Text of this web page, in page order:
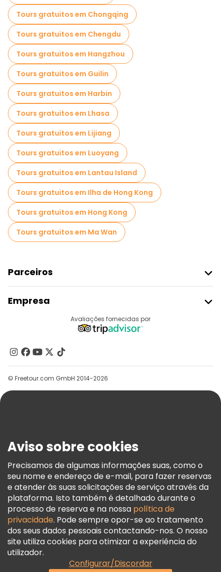
Tours gratuitos em Chongqing
Tours gratuitos em Chengdu
Tours gratuitos em Hangzhou
Tours gratuitos em Guilin
Tours gratuitos em Harbin
Tours gratuitos em Lhasa
Tours gratuitos em Lijiang
Tours gratuitos em Luoyang
Tours gratuitos em Lantau Island
Tours gratuitos em Ilha de Hong Kong
Tours gratuitos em Hong Kong
Tours gratuitos em Ma Wan
Parceiros
Registo Do Fornecedor
Programa De Afiliados
Empresa
Contacte-Nos
Grupos
Ajuda
Termos E Informações Legais
Política De Cookies
Freetour Prémios
Programa De Fidelidade
Avaliações fornecidas por
© Freetour.com GmbH 2014-2026
Aviso sobre cookies
Precisamos de algumas informações suas, como o
seu nome e endereço de e-mail, para fazer reservas
e atender às suas solicitações de serviço através da
plataforma. Isto também é detalhado durante o
processo de reserva e na nossa política de
privacidade. Pode sempre opor-se ao tratamento
dos seus dados pessoais contactando-nos. O nosso
site utiliza cookies para otimizar a experiência do
utilizador.
Configurar/Discordar